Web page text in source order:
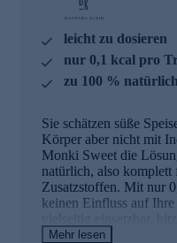
leicht zu dosieren
nur 0,1 kcal pro
zu 100 % natürlich
Sie schätzen süße
Körper aber nicht mit
Monki Sweet die
natürlich, also
Zusatzstoffen. Mit nur
keinen Einfluss auf
vielseitig einsetzbar,
Getränke aller Art. Die
Mehr lesen